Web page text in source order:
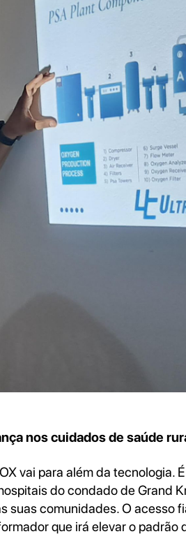
nos cuidados de saúde
vai para além da tecnologia.
do condado de Grand
suas comunidades. O acesso
que irá elevar o padrão